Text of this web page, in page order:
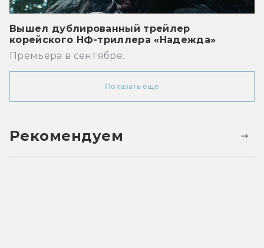
Вышел дублированный трейлер
корейского НФ-триллера «Надежда»
Премьера в сентябре.
Показать ещё
Рекомендуем